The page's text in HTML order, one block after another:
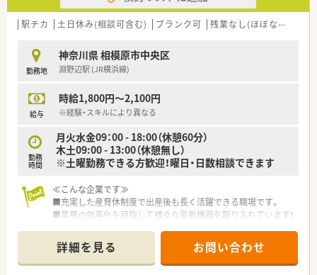
駅チカ 土日休み(相談可含む) ブランク可 残業なし(ほぼなし含む)
勤務地
神奈川県 相模原市中央区
淵野辺駅 (JR横浜線)
給与
時給1,800円～2,100円
※経験・スキルにより異なる
勤務
時間
月火水金09：00 - 18:00（休憩60分）
木土09:00 - 13:00（休憩無し）
※土曜勤務できる方歓迎！曜日・日数相談できます
≪こんな企業です≫
■充実した産育休制度で出産後も長く活躍できる職場です。
■業務の効率化を目指して様々な最新機器を取り入れています！
心して就業いただけます。
詳細を見る お問い合わせ